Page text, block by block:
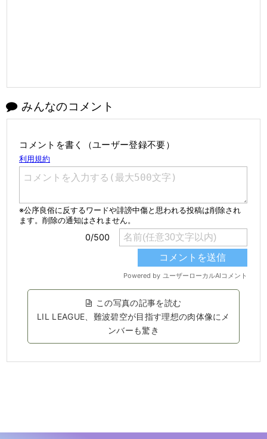
みんなのコメント
コメントを書く（ユーザー登録不要）
この写真の記事を読む
LIL LEAGUE、難波碧空が目指す理想の肉体像にメ
ンバーも驚き